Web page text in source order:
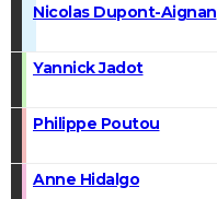
Nicolas Dupont-Aignan
Yannick Jadot
Philippe Poutou
Anne Hidalgo